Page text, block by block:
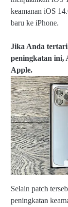
keamanan iOS
baru ke iPhone.
Jika Anda
peningkatan ini,
Apple.
Selain patch
peningkatan